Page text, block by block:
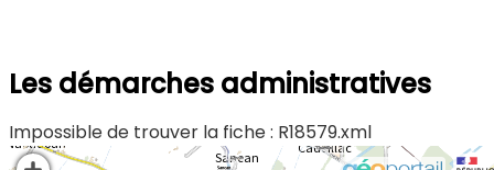
Les démarches administratives
Impossible de trouver la fiche : R18579.xml